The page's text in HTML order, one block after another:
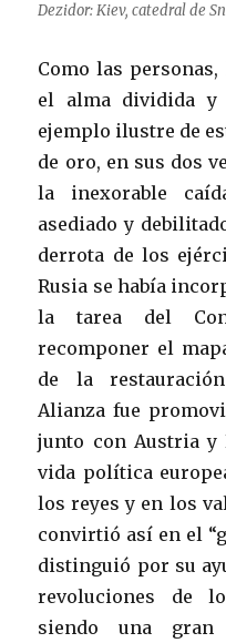
Dezidor: Kiev, catedral de
Como las
el alma dividida y
ejemplo ilustre de
de oro, en sus dos
la inexorable
asediado y
derrota de los
Rusia se había
la tarea del
recomponer el
de la
Alianza fue
junto con Austria y
vida política
los reyes y en los
convirtió así en el
distinguió por su
revoluciones de
siendo una